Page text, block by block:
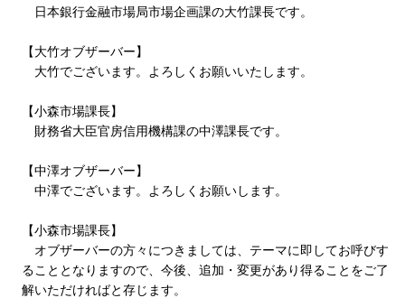
日本銀行金融市場局市場企画課の大竹課長です。
【大竹オブザーバー】
大竹でございます。よろしくお願いいたします。
【小森市場課長】
財務省大臣官房信用機構課の中澤課長です。
【中澤オブザーバー】
中澤でございます。よろしくお願いします。
【小森市場課長】
オブザーバーの方々につきましては、テーマに即してお呼びす
ることとなりますので、今後、追加・変更があり得ることをご了
解いただければと存じます。